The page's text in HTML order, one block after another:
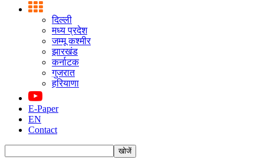
दिल्ली
मध्य प्रदेश
जम्मू कश्मीर
झारखंड
कर्नाटक
गुजरात
हरियाणा
E-Paper
EN
Contact